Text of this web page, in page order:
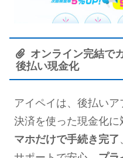
オンライン完結で
後払い現金化
アイペイは、後払い
決済を使った現金化に
マホだけで手続き完了